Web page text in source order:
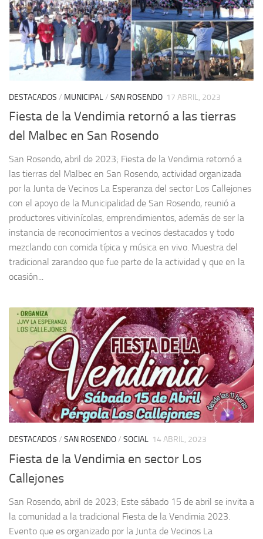
DESTACADOS / MUNICIPAL/ SAN ROSENDO 17 ABRIL, 2023
Fiesta de la Vendimia retornó a las tierras
del Malbec en San Rosendo
San Rosendo, abril de 2023; Fiesta de la Vendimia retornó a
las tierras del Malbec en San Rosendo, actividad organizada
por la Junta de Vecinos La Esperanza del sector Los Callejones
con el apoyo de la Municipalidad de San Rosendo, reunió a
productores vitivinícolas, emprendimientos, además de ser la
instancia de reconocimientos a vecinos destacados y todo
mezclando con comida típica y música en vivo. Muestra del
tradicional zarandeo que fue parte de la actividad y que en la
ocasión...
DESTACADOS / SAN ROSENDO/ SOCIAL 14 ABRIL, 2023
Fiesta de la Vendimia en sector Los
Callejones
San Rosendo, abril de 2023; Este sábado 15 de abril se invita a
la comunidad a la tradicional Fiesta de la Vendimia 2023.
Evento que es organizado por la Junta de Vecinos La